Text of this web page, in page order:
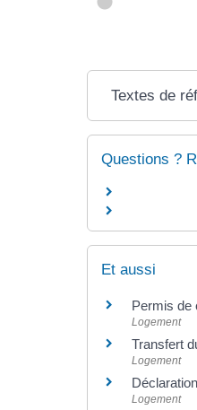
Textes de
Questions ?
Et aussi
Permis de
Logement
Transfert
Logement
Logement